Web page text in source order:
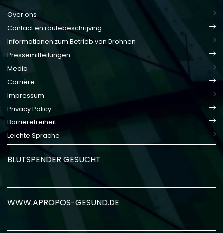
Over ons
Contact en routebeschrijving
Informationen zum Betrieb von Drohnen
Pressemitteilungen
Media
Carrière
Impressum
Privacy Policy
Barrierefreiheit
Leichte Sprache
BLUTSPENDER GESUCHT
WWW.APROPOS-GESUND.DE